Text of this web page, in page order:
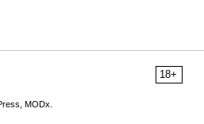
18+
MODx.